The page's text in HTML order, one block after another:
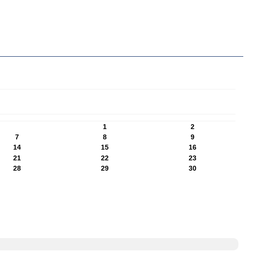
1
2
7 8
9
14 15
16
21 22
23
28 29
30